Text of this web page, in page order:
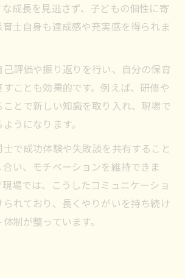
成長を見逃さず、子どもの個性に寄
士自身も達成感や充実感を得られま
己評価や振り返りを行い、自分の保育
ことも効果的です。例えば、研修や
とで新しい知識を取り入れ、現場で
うになります。
で成功体験や失敗談を共有すること
い、モチベーションを維持できま
場では、こうしたコミュニケーショ
られており、長くやりがいを持ち続け
制が整っています。